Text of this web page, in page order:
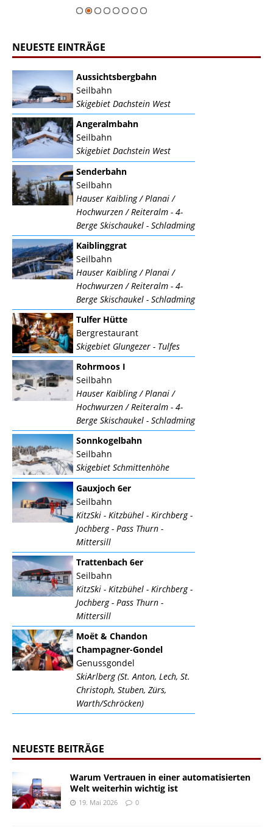
NEUESTE EINTRÄGE
Aussichtsbergbahn
Seilbahn
Skigebiet Dachstein West
Angeralmbahn
Seilbahn
Skigebiet Dachstein West
Senderbahn
Seilbahn
Hauser Kaibling / Planai /
Hochwurzen / Reiteralm - 4-
Berge Skischaukel - Schladming
Kaiblinggrat
Seilbahn
Hauser Kaibling / Planai /
Hochwurzen / Reiteralm - 4-
Berge Skischaukel - Schladming
Tulfer Hütte
Bergrestaurant
Skigebiet Glungezer - Tulfes
Rohrmoos I
Seilbahn
Hauser Kaibling / Planai /
Hochwurzen / Reiteralm - 4-
Berge Skischaukel - Schladming
Sonnkogelbahn
Seilbahn
Skigebiet Schmittenhöhe
Gauxjoch 6er
Seilbahn
KitzSki - Kitzbühel - Kirchberg -
Jochberg - Pass Thurn -
Mittersill
Trattenbach 6er
Seilbahn
KitzSki - Kitzbühel - Kirchberg -
Jochberg - Pass Thurn -
Mittersill
Moët & Chandon
Champagner-Gondel
Genussgondel
SkiArlberg (St. Anton, Lech, St.
Christoph, Stuben, Zürs,
Warth/Schröcken)
NEUESTE BEITRÄGE
Warum Vertrauen in einer automatisierten
Welt weiterhin wichtig ist
19. Mai 2026 0